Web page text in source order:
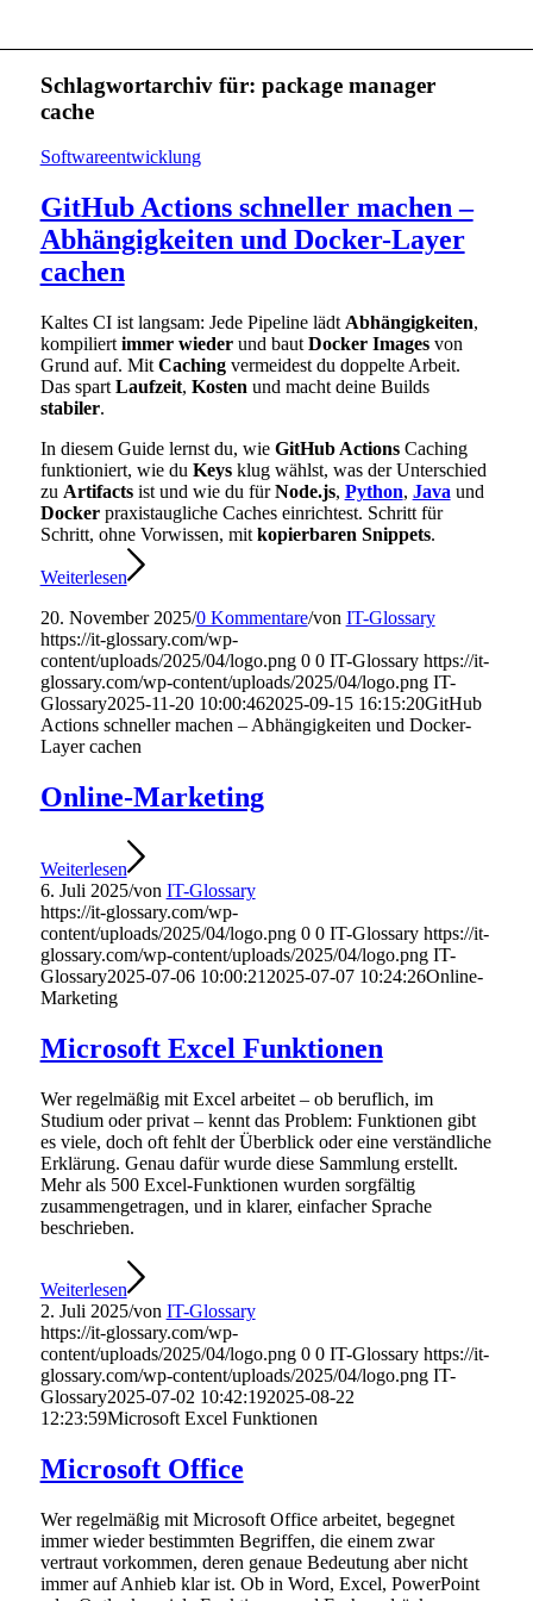
Schlagwortarchiv für: package manager
cache
Softwareentwicklung
GitHub Actions schneller machen –
Abhängigkeiten und Docker-Layer
cachen
Kaltes CI ist langsam: Jede Pipeline lädt Abhängigkeiten,
kompiliert immer wiederund baut Docker Imagesvon
Grund auf. Mit Cachingvermeidest du doppelte Arbeit.
Das spart Laufzeit, Kosten und macht deine Builds
stabiler.
In diesem Guide lernst du, wie GitHub ActionsCaching
funktioniert, wie du Keysklug wählst, was der Unterschied
zu Artifactsist und wie du fürNode.js, Python, Java und
Dockerpraxistaugliche Caches einrichtest. Schritt für
Schritt, ohne Vorwissen, mit kopierbaren Snippets.
Weiterlesen
20. November 2025/0 Kommentare/von IT-Glossary
https://it-glossary.com/wp-
content/uploads/2025/04/logo.png 0 0 IT-Glossary https://it-
glossary.com/wp-content/uploads/2025/04/logo.png IT-
Glossary2025-11-20 10:00:462025-09-15 16:15:20GitHub
Actions schneller machen – Abhängigkeiten und Docker-
Layer cachen
Online-Marketing
Weiterlesen
6. Juli 2025/von IT-Glossary
https://it-glossary.com/wp-
content/uploads/2025/04/logo.png 0 0 IT-Glossary https://it-
glossary.com/wp-content/uploads/2025/04/logo.png IT-
Glossary2025-07-06 10:00:21 2025-07-07 10:24:26Online-
Marketing
Microsoft Excel Funktionen
Wer regelmäßig mit Excel arbeitet – ob beruflich, im
Studium oder privat – kennt das Problem: Funktionen gibt
es viele, doch oft fehlt der Überblick oder eine verständliche
Erklärung. Genau dafür wurde diese Sammlung erstellt.
Mehr als 500 Excel-Funktionen wurden sorgfältig
zusammengetragen, und in klarer, einfacher Sprache
beschrieben.
Weiterlesen
2. Juli 2025/von IT-Glossary
https://it-glossary.com/wp-
content/uploads/2025/04/logo.png 0 0 IT-Glossary https://it-
glossary.com/wp-content/uploads/2025/04/logo.png IT-
Glossary2025-07-02 10:42:192025-08-22
12:23:59Microsoft Excel Funktionen
Microsoft Office
Wer regelmäßig mit Microsoft Office arbeitet, begegnet
immer wieder bestimmten Begriffen, die einem zwar
vertraut vorkommen, deren genaue Bedeutung aber nicht
immer auf Anhieb klar ist. Ob in Word, Excel, PowerPoint